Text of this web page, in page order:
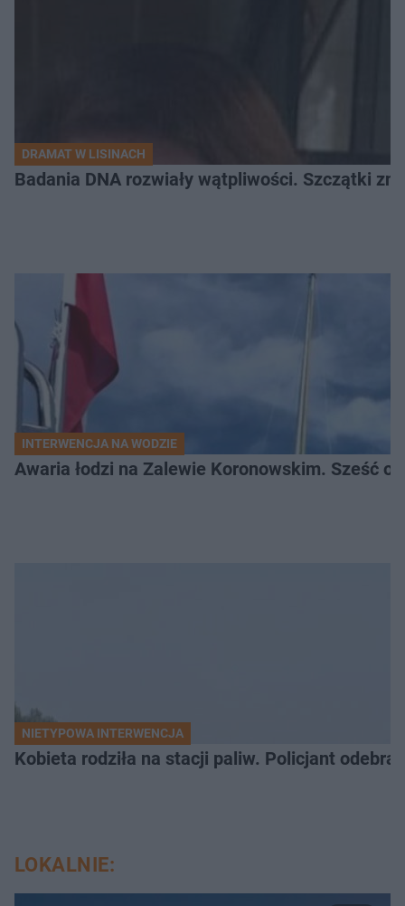
DRAMAT W LISINACH
Badania DNA rozwiały wątpliwości. Szczątki
INTERWENCJA NA WODZIE
Awaria łodzi na Zalewie Koronowskim. Sześć
NIETYPOWA INTERWENCJA
Kobieta rodziła na stacji paliw. Policjant
LOKALNIE: